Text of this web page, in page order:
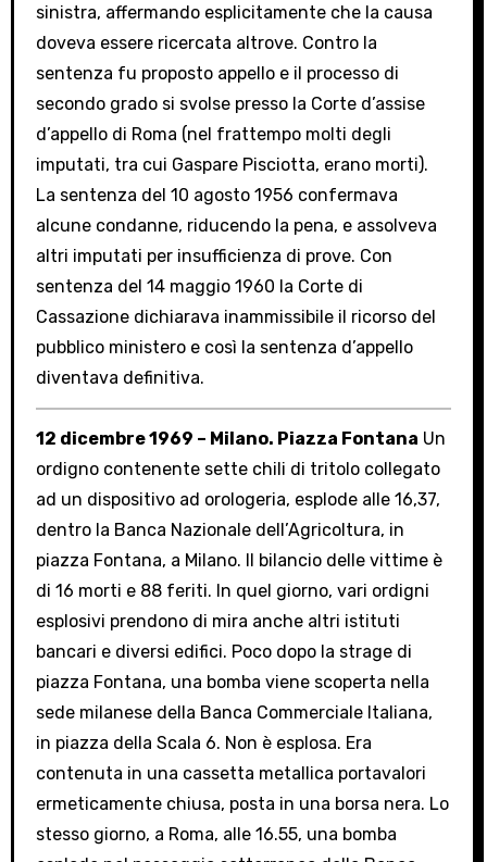
sinistra, affermando esplicitamente che la causa
doveva essere ricercata altrove. Contro la
sentenza fu proposto appello e il processo di
secondo grado si svolse presso la Corte d’assise
d’appello di Roma (nel frattempo molti degli
imputati, tra cui Gaspare Pisciotta, erano morti).
La sentenza del 10 agosto 1956 confermava
alcune condanne, riducendo la pena, e assolveva
altri imputati per insufficienza di prove. Con
sentenza del 14 maggio 1960 la Corte di
Cassazione dichiarava inammissibile il ricorso del
pubblico ministero e così la sentenza d’appello
diventava definitiva.
12 dicembre 1969 – Milano. Piazza Fontana Un
ordigno contenente sette chili di tritolo collegato
ad un dispositivo ad orologeria, esplode alle 16,37,
dentro la Banca Nazionale dell’Agricoltura, in
piazza Fontana, a Milano. Il bilancio delle vittime è
di 16 morti e 88 feriti. In quel giorno, vari ordigni
esplosivi prendono di mira anche altri istituti
bancari e diversi edifici. Poco dopo la strage di
piazza Fontana, una bomba viene scoperta nella
sede milanese della Banca Commerciale Italiana,
in piazza della Scala 6. Non è esplosa. Era
contenuta in una cassetta metallica portavalori
ermeticamente chiusa, posta in una borsa nera. Lo
stesso giorno, a Roma, alle 16.55, una bomba